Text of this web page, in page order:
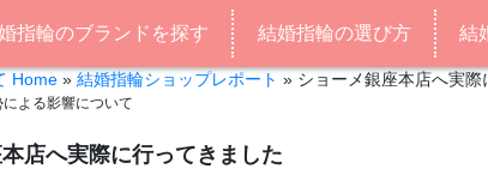
指輪のブランドを探す 結婚指輪の選び方 結
Home » 結婚指輪ショップレポート » ショーメ銀座本店へ実際
よる影響について
店へ実際に行ってきました